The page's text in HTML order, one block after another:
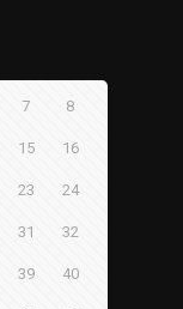
7 8
15 16
23 24
31 32
39 40